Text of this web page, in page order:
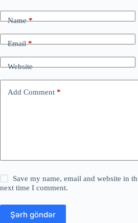
Name*
Email*
Website
Add Comment *
Save my name, email and website in
next time I comment.
Şərh göndər